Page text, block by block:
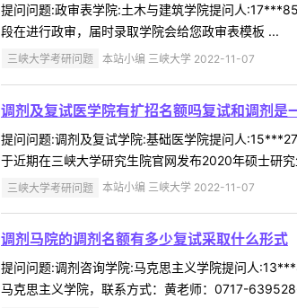
提问问题:政审表学院:土木与建筑学院提问人
段在进行政审，届时录取学院会给您政审表模板 ...
三峡大学考研问题 本站小编 三峡大学 2022-11-07
调剂及复试医学院有扩招名额吗复试和调剂是
提问问题:调剂及复试学院:基础医学院提问人
于近期在三峡大学研究生院官网发布2020年硕士研
三峡大学考研问题 本站小编 三峡大学 2022-11-07
调剂马院的调剂名额有多少复试采取什么形式
提问问题:调剂咨询学院:马克思主义学院提问人
马克思主义学院，联系方式：黄老师：0717-